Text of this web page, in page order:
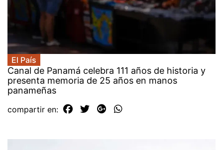
El País
Canal de Panamá celebra 111 años de historia y
presenta memoria de 25 años en manos
panameñas
compartir en: